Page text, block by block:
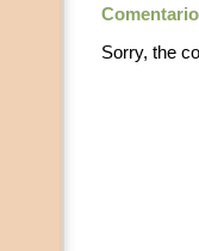
Sorry, the